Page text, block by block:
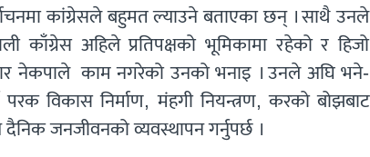
कांग्रेसले बहुमत ल्याउने बताएका छन् । साथै उनले
अहिले प्रतिपक्षको भूमिकामा रहेको र हिजो
नेकपाले काम नगरेको उनको भनाइ । उनले अघि भने-
विकास निर्माण, मंहगी नियन्त्रण, करको बोझबाट
जनजीवनको व्यवस्थापन गर्नुपर्छ ।